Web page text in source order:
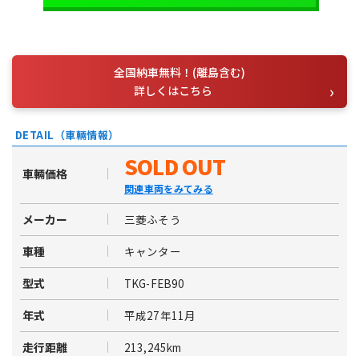
全国納車無料！(離島含む)
詳しくはこちら
DETAIL（車輛情報）
車輛価格 SOLD OUT
関連車両をみてみる
メーカー 三菱ふそう
車種 キャンター
型式 TKG-FEB90
年式 平成27年11月
走行距離 213,245km